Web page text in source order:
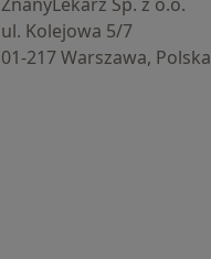
ul. Kolejowa 5/7
01-217 Warszawa, Polska